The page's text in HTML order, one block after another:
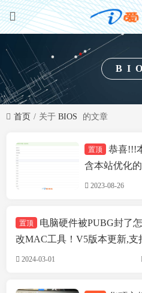
首页 关于 BIOS 的文章
技术方案
置顶
恭喜!!!
含本站优化的
2023-08-26
置顶
电脑硬件被PUBG封了
改MAC工具！V5版本更新,支
机,支持INTEL&瑞立网卡
2024-03-01